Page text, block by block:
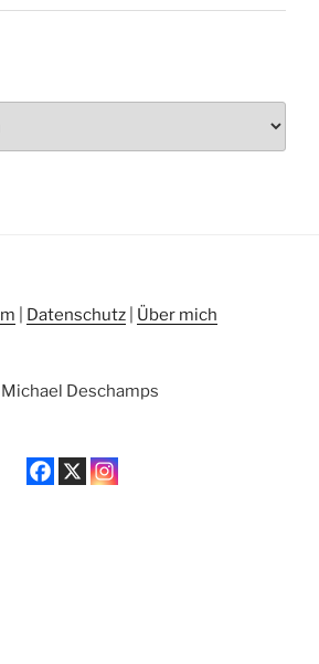
Datenschutz Über mich
Deschamps